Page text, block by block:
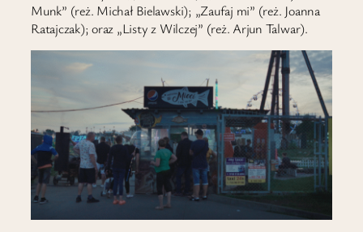
Munk” (reż. Michał Bielawski); „Zaufaj mi” (reż. Joanna
Ratajczak); oraz „Listy z Wilczej” (reż. Arjun Talwar).